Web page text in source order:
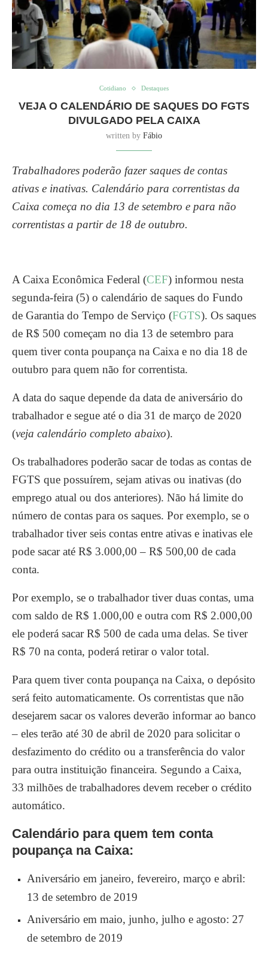
Cotidiano Destaques
VEJA O CALENDÁRIO DE SAQUES DO FGTS
DIVULGADO PELA CAIXA
written by Fábio
Trabalhadores poderão fazer saques de contas
ativas e inativas. Calendário para correntistas da
Caixa começa no dia 13 de setembro e para não
correntistas a partir de 18 de outubro.
A Caixa Econômica Federal (CEF) informou nesta
segunda-feira (5) o calendário de saques do Fundo
de Garantia do Tempo de Serviço (FGTS). Os saques
de R$ 500 começam no dia 13 de setembro para
quem tiver conta poupança na Caixa e no dia 18 de
outubro para quem não for correntista.
A data do saque depende da data de aniversário do
trabalhador e segue até o dia 31 de março de 2020
(veja calendário completo abaixo).
Os trabalhadores poderão sacar de todas as contas de
FGTS que possuírem, sejam ativas ou inativas (do
emprego atual ou dos anteriores). Não há limite do
número de contas para os saques. Por exemplo, se o
trabalhador tiver seis contas entre ativas e inativas ele
pode sacar até R$ 3.000,00 – R$ 500,00 de cada
conta.
Por exemplo, se o trabalhador tiver duas contas, uma
com saldo de R$ 1.000,00 e outra com R$ 2.000,00
ele poderá sacar R$ 500 de cada uma delas. Se tiver
R$ 70 na conta, poderá retirar o valor total.
Para quem tiver conta poupança na Caixa, o depósito
será feito automaticamente. Os correntistas que não
desejarem sacar os valores deverão informar ao banco
– eles terão até 30 de abril de 2020 para solicitar o
desfazimento do crédito ou a transferência do valor
para outra instituição financeira. Segundo a Caixa,
33 milhões de trabalhadores devem receber o crédito
automático.
Calendário para quem tem conta
poupança na Caixa:
Aniversário em janeiro, fevereiro, março e abril:
13 de setembro de 2019
Aniversário em maio, junho, julho e agosto: 27
de setembro de 2019